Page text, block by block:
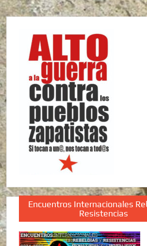
Encuentros Internacionales
Resistencias